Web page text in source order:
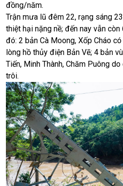
đồng/năm.
Trận mưa lũ đêm 22, rạng sáng
thiệt hại nặng nề; đến nay vẫn
đó: 2 bản Cà Moong, Xốp Cháo
lòng hồ thủy điện Bản Vẽ; 4 bản
Tiến, Minh Thành, Chăm Puông
trôi.